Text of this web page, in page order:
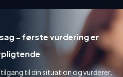
- første vurdering er
til din situation og vurderer,